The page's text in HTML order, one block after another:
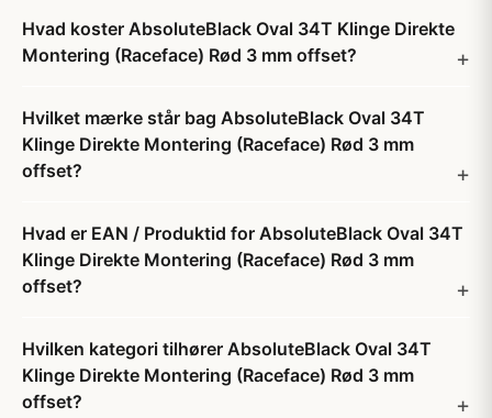
Hvad koster AbsoluteBlack Oval 34T Klinge Direkte
Montering (Raceface) Rød 3 mm offset?
Hvilket mærke står bag AbsoluteBlack Oval 34T
Klinge Direkte Montering (Raceface) Rød 3 mm
offset?
Hvad er EAN / Produktid for AbsoluteBlack Oval 34T
Klinge Direkte Montering (Raceface) Rød 3 mm
offset?
Hvilken kategori tilhører AbsoluteBlack Oval 34T
Klinge Direkte Montering (Raceface) Rød 3 mm
offset?